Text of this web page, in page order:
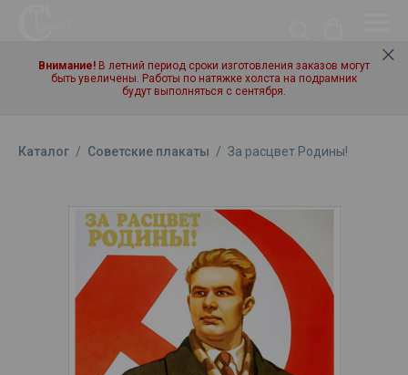
Внимание! В летний период сроки изготовления заказов могут
быть увеличены. Работы по натяжке холста на подрамник
будут выполняться с сентября.
Каталог / Советские плакаты / За расцвет Родины!